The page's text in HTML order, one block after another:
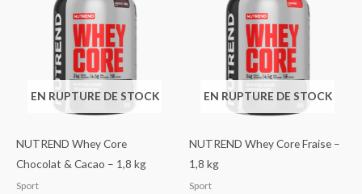
EN RUPTURE DE STOCK
NUTREND Whey Core
Chocolat & Cacao – 1,8 kg
Sport
EN RUPTURE DE STOCK
NUTREND Whey Core Fraise –
1,8 kg
Sport